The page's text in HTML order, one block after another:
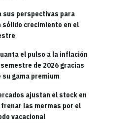
sus perspectivas para
sólido crecimiento en el
el pulso a la inflación
de 2026 gracias
su gama premium
ajustan el stock en
las mermas por el
vacacional